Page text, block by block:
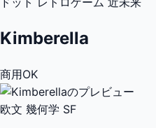
Kimberella
商用OK
欧文 幾何学 SF